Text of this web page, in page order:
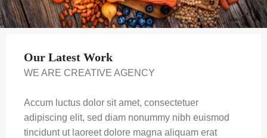
Our Latest Work
WE ARE CREATIVE AGENCY
Accum luctus dolor sit amet, consectetuer
adipiscing elit, sed diam nonummy nibh euismod
tincidunt ut laoreet dolore magna aliquam erat